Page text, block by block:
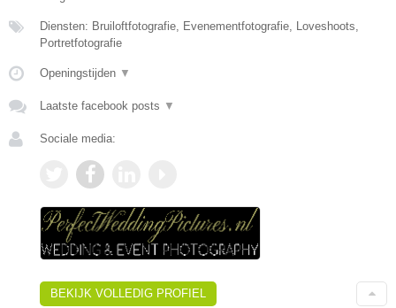
Diensten: Bruiloftfotografie, Evenementfotografie, Loveshoots,
Portretfotografie
Openingstijden ▼
Laatste facebook posts ▼
Sociale media:
BEKIJK VOLLEDIG PROFIEL